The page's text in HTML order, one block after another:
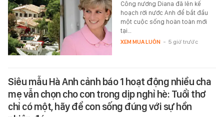
Công nương Diana đã lên kế
hoạch rời nước Anh để bắt đầu
một cuộc sống hoàn toàn mới
tại…
XEM MUA LUÔN - 5 giờ trước
Siêu mẫu Hà Anh cảnh báo 1 hoạt động nhiều cha
mẹ vẫn chọn cho con trong dịp nghỉ hè: Tuổi thơ
chỉ có một, hãy để con sống đúng với sự hồn